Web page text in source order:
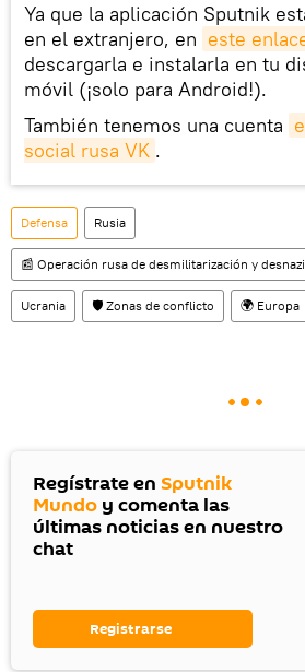
Ya que la aplicación Sputnik
en el extranjero, en este
descargarla e instalarla en tu
móvil (¡solo para Android!).
También tenemos una cuenta
social rusa VK .
Defensa Rusia
📰 Operación rusa de desmilitarización y
Ucrania 🛡️ Zonas de conflicto 🌍 Europa
Regístrate en Sputnik
Mundo y comenta las
últimas noticias en nuestro
chat
Registrarse